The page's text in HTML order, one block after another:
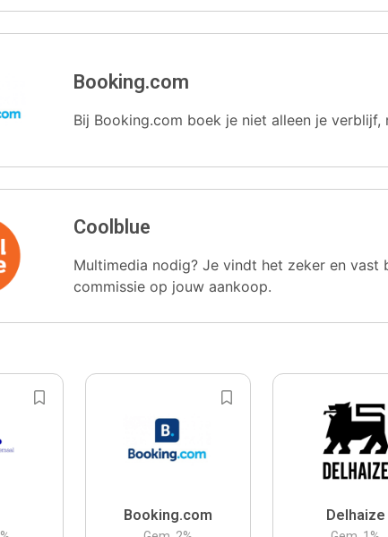
Booking.com
Bij Booking.com boek je niet alleen je
Coolblue
Multimedia nodig? Je vindt het zeker en vast
commissie op jouw aankoop.
Booking.com Delhaize